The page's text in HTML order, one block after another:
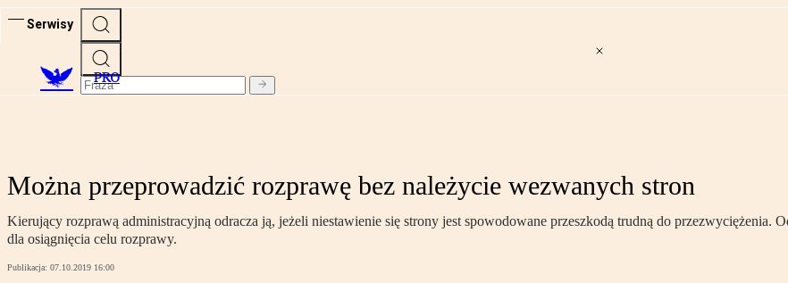
Serwisy
PRO
Można przeprowadzić rozprawę bez należycie wezwanych stron
Kierujący rozprawą administracyjną odracza ją, jeżeli niestawienie się strony jest spowodowane przeszkodą trudną do przezwyciężenia.
dla osiągnięcia celu rozprawy.
Publikacja: 07.10.2019 16:00